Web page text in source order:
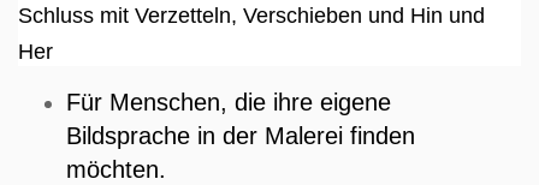
Schluss mit Verzetteln, Verschieben und Hin und
Her
Für Menschen, die ihre eigene
Bildsprache in der Malerei finden
möchten.